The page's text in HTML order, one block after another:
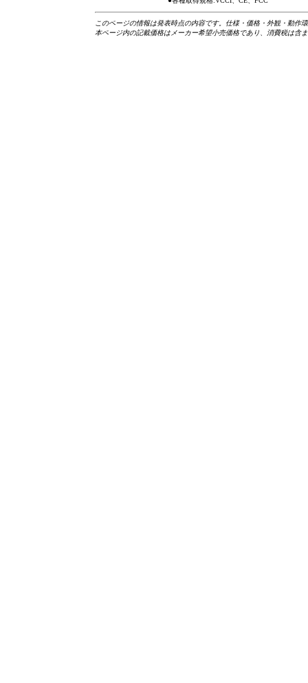
このページの情報は発表時点の内容です。仕様・価格・外観・動作
本ページ内の記載価格はメーカー希望小売価格であり、消費税は含